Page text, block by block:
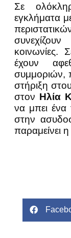
Σε
εγκλήματα
κοινωνίες.
έχουν
συμμοριών,
στήριξη
στον Ηλία
να μπει ένα
στην
παραμείνει